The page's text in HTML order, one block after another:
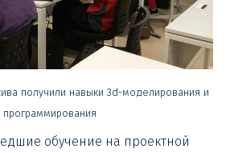
получили навыки 3d-моделирования и
программирования
обучение на проектной